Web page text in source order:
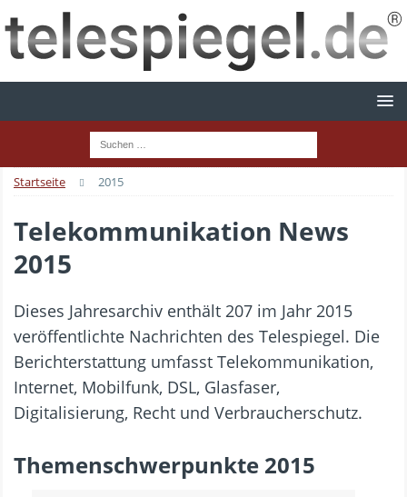
Startseite 2015
Telekommunikation News
2015
Dieses Jahresarchiv enthält 207 im Jahr 2015
veröffentlichte Nachrichten des Telespiegel. Die
Berichterstattung umfasst Telekommunikation,
Internet, Mobilfunk, DSL, Glasfaser,
Digitalisierung, Recht und Verbraucherschutz.
Themenschwerpunkte 2015